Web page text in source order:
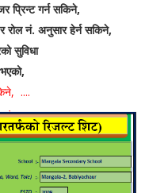
प्रिन्ट गर्न सकिने,
रोल नं. अनुसार हेर्न सकिने,
सुविधा
....